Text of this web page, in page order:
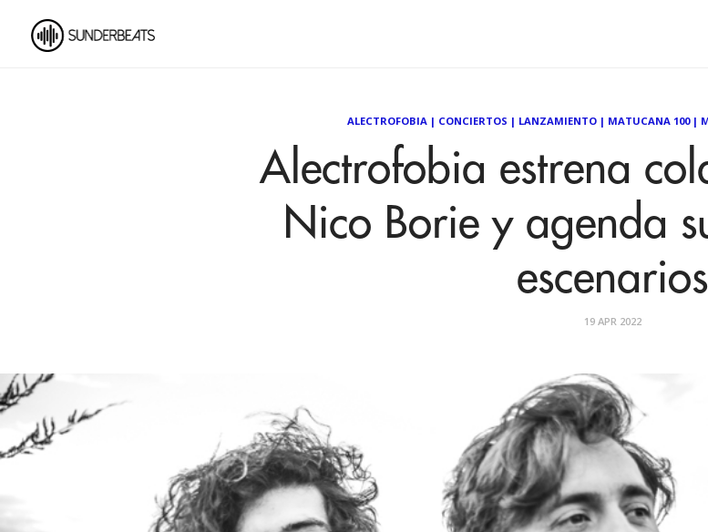
ALECTROFOBIA | CONCIERTOS | LANZAMIENTO | MATUCANA 100|
Alectrofobia estrena
Nico Borie y agenda
escenarios
19 APR 2022